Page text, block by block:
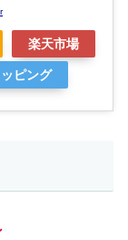
楽天市場
ピング